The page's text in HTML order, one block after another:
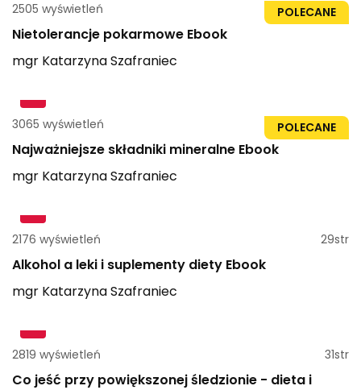
POLECANE
2505 wyświetleń 24str
Nietolerancje pokarmowe Ebook
mgr KatarzynaSzafraniec
POLECANE
3065 wyświetleń 36str
Najważniejsze składniki mineralne Ebook
mgr KatarzynaSzafraniec
2176 wyświetleń 29str
Alkohol a leki i suplementy diety Ebook
mgr KatarzynaSzafraniec
2819 wyświetleń 31str
Co jeść przy powiększonej śledzionie - dieta i